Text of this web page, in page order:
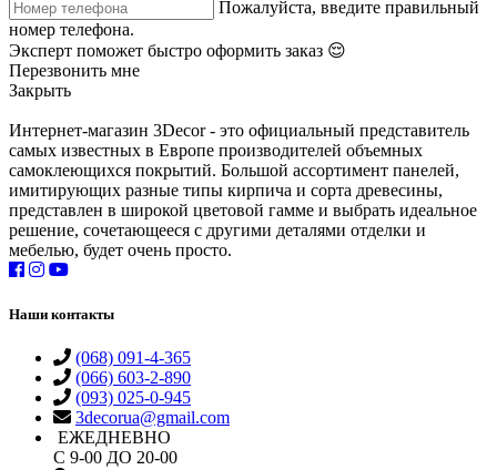
Пожалуйста, введите правильный
номер телефона.
Эксперт поможет быстро оформить заказ 😌
Перезвонить мне
Закрыть
Интернет-магазин 3Decor - это официальный представитель
самых известных в Европе производителей объемных
самоклеющихся покрытий. Большой ассортимент панелей,
имитирующих разные типы кирпича и сорта древесины,
представлен в широкой цветовой гамме и выбрать идеальное
решение, сочетающееся с другими деталями отделки и
мебелью, будет очень просто.
Наши контакты
(068) 091-4-365
(066) 603-2-890
(093) 025-0-945
3decorua@gmail.com
ЕЖЕДНЕВНО
С 9-00 ДО 20-00